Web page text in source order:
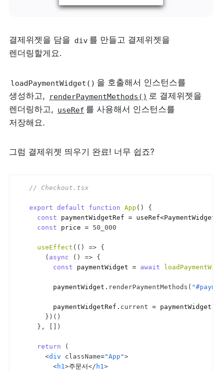
결제위젯을 담을 div 를 만들고 결제위젯을
렌더링할게요.
loadPaymentWidget() 을 호출해서 인스턴스를
생성하고,
renderPaymentMethods() 로 결제위젯을
렌더링하고, useRef 를 사용해서 인스턴스를
저장해요.
그럼 결제위젯 띄우기 완료! 너무 쉽죠?
// Checkout.tsx
export default function App ( )
{
const
paymentWidgetRef = useRef<
const
price = 50_000
useEffect ( ( ) =>
{
( async ( ) =>
{
const
paymentWidget = await
paymentWidget . renderPaymentMethods (
paymentWidgetRef . current = paymentWidget
} ) ( )
} , )
return
(
<div className="App">
<h1>주문서</ h1>